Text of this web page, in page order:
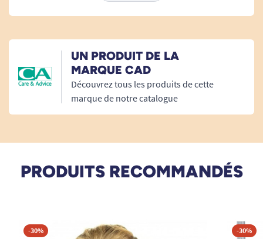
UN PRODUIT DE LA
MARQUE CAD
Découvrez tous les produits de cette
marque de notre catalogue
PRODUITS RECOMMANDÉS
-30% -30%